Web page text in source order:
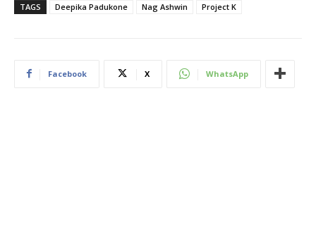
TAGS Deepika Padukone Nag Ashwin Project K
Facebook X WhatsApp